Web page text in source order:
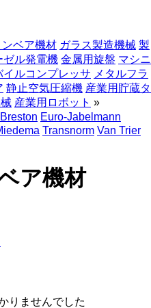
ンベア機材 ガラス製造機械 製
ゼル発電機 金属用旋盤 マシニ
イルコンプレッサ メタルフラ
静止空気圧縮機 産業用貯蔵タ
産業用ロボット »
Breston Euro-Jabelmann
Transnorm Van Trier
ア機材
りませんでした